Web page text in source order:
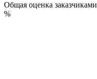
Общая оценка заказчиками
%